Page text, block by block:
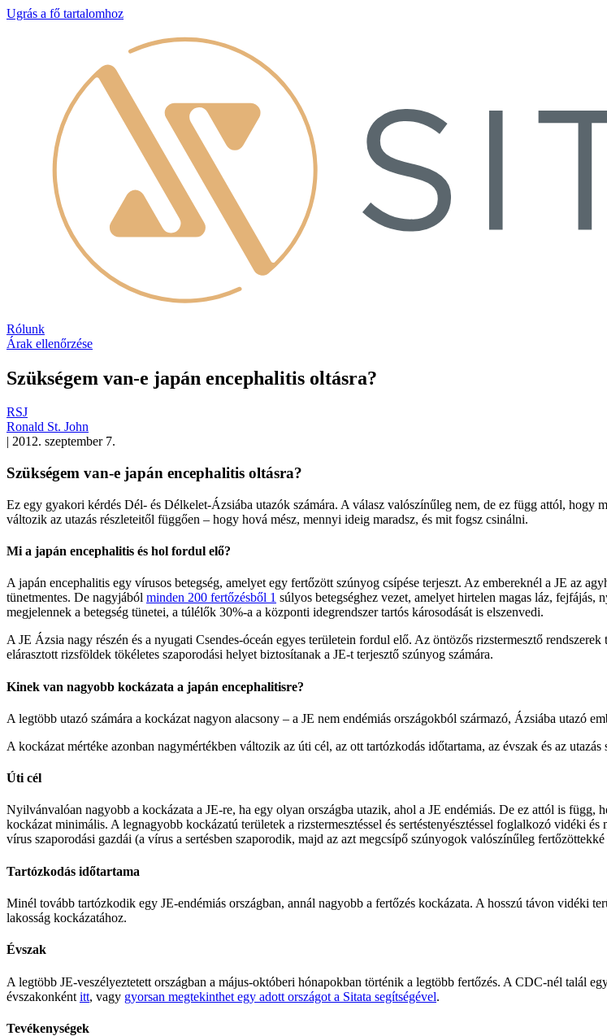
Ugrás a fő tartalomhoz
Rólunk
Árak ellenőrzése
Szükségem van-e japán encephalitis oltásra?
RSJ
Ronald St. John
| 2012. szeptember 7.
Szükségem van-e japán encephalitis oltásra?
Ez egy gyakori kérdés Dél- és Délkelet-Ázsiába utazók számára. A válasz valószínűleg nem, de ez függ attól, hogy
változik az utazás részleteitől függően – hogy hová mész, mennyi ideig maradsz, és mit fogsz csinálni.
Mi a japán encephalitis és hol fordul elő?
A japán encephalitis egy vírusos betegség, amelyet egy fertőzött szúnyog csípése terjeszt. Az embereknél a JE az
tünetmentes. De nagyjából minden 200 fertőzésből 1 súlyos betegséghez vezet, amelyet hirtelen magas láz,
megjelennek a betegség tünetei, a túlélők 30%-a a központi idegrendszer tartós károsodását is elszenvedi.
A JE Ázsia nagy részén és a nyugati Csendes-óceán egyes területein fordul elő. Az öntözős rizstermesztő
elárasztott rizsföldek tökéletes szaporodási helyet biztosítanak a JE-t terjesztő szúnyog számára.
Kinek van nagyobb kockázata a japán encephalitisre?
A legtöbb utazó számára a kockázat nagyon alacsony – a JE nem endémiás országokból származó, Ázsiába utazó
A kockázat mértéke azonban nagymértékben változik az úti cél, az ott tartózkodás időtartama, az évszak és az
Úti cél
Nyilvánvalóan nagyobb a kockázata a JE-re, ha egy olyan országba utazik, ahol a JE endémiás. De ez attól is
kockázat minimális. A legnagyobb kockázatú területek a rizstermesztéssel és sertéstenyésztéssel foglalkozó vidéki
vírus szaporodási gazdái (a vírus a sertésben szaporodik, majd az azt megcsípő szúnyogok valószínűleg
Tartózkodás időtartama
Minél tovább tartózkodik egy JE-endémiás országban, annál nagyobb a fertőzés kockázata. A hosszú távon vidéki
lakosság kockázatához.
Évszak
A legtöbb JE-veszélyeztetett országban a május-októberi hónapokban történik a legtöbb fertőzés. A CDC-nél talál
évszakonként itt, vagy gyorsan megtekinthet egy adott országot a Sitata segítségével.
Tevékenységek